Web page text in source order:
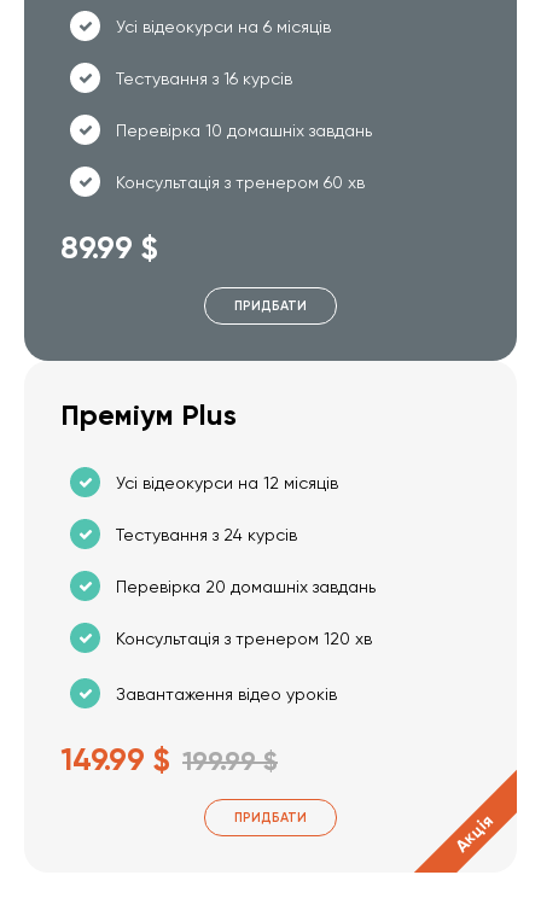
Усі відеокурси на 6 місяців
Тестування з 16 курсів
Перевірка 10 домашніх завдань
Консультація з тренером 60 хв
89.99 $
ПРИДБАТИ
Преміум Plus
Усі відеокурси на 12 місяців
Тестування з 24 курсів
Перевірка 20 домашніх завдань
Консультація з тренером 120 хв
Завантаження відео уроків
149.99 $ 199.99 $
ПРИДБАТИ Акція